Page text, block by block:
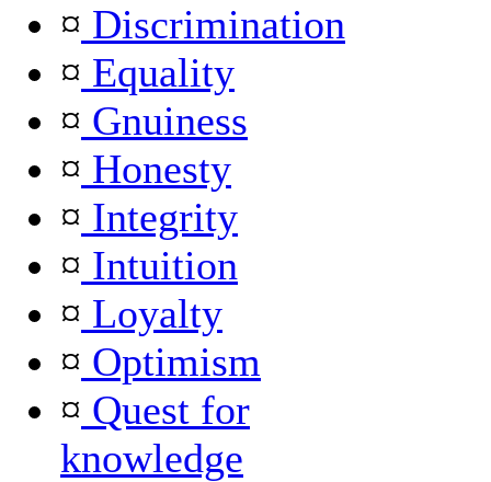
¤ Discrimination
¤ Equality
¤ Gnuiness
¤ Honesty
¤ Integrity
¤ Intuition
¤ Loyalty
¤ Optimism
¤ Quest for
knowledge